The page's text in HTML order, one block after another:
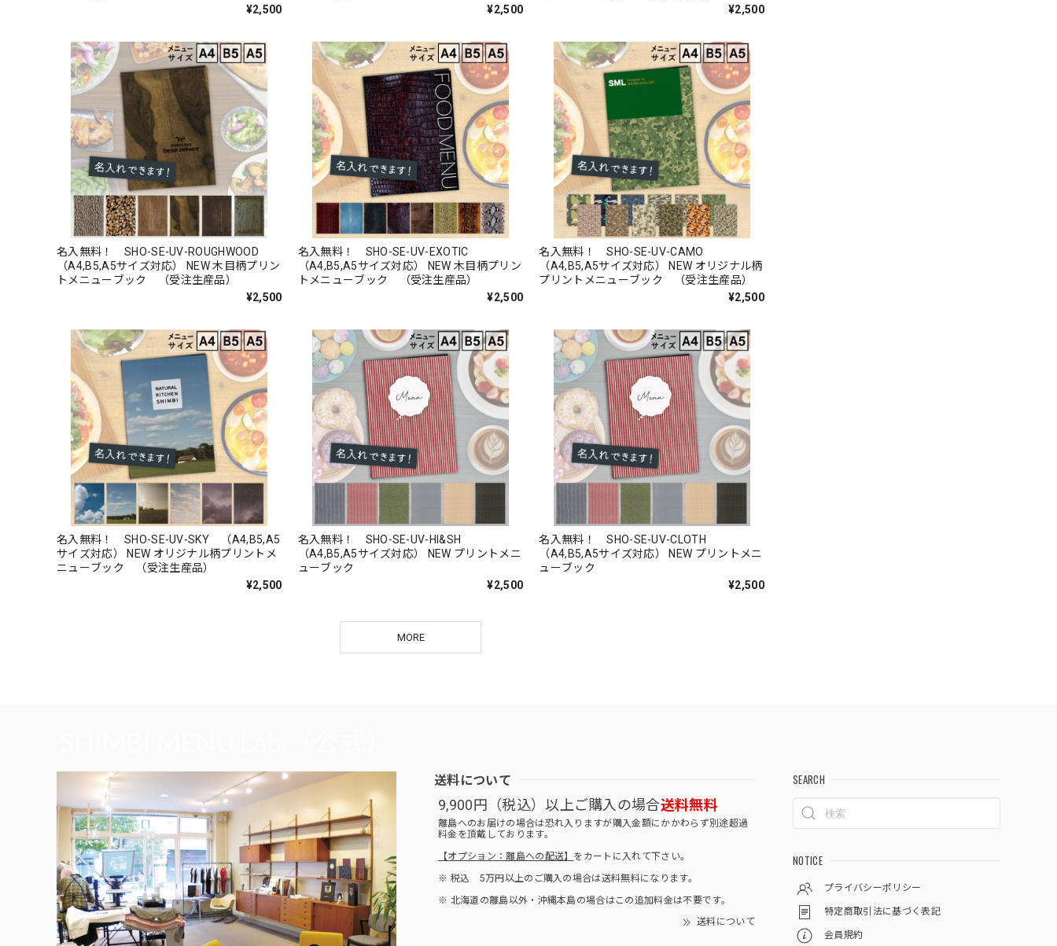
¥2,500
¥2,500
¥2,500
名入無料！ SHO-SE-UV-ROUGHWOOD
（A4,B5,A5サイズ対応） NEW 木目柄プリン
トメニューブック （受注生産品）
¥2,500
名入無料！ SHO-SE-UV-EXOTIC
（A4,B5,A5サイズ対応） NEW 木目柄プリン
トメニューブック （受注生産品）
¥2,500
名入無料！ SHO-SE-UV-CAMO
（A4,B5,A5サイズ対応） NEW オリジナル柄
プリントメニューブック （受注生産品）
¥2,500
名入無料！ SHO-SE-UV-SKY （A4,B5,A5
サイズ対応） NEW オリジナル柄プリントメ
ニューブック （受注生産品）
¥2,500
名入無料！ SHO-SE-UV-HI&SH
（A4,B5,A5サイズ対応） NEW プリントメニ
ューブック
¥2,500
名入無料！ SHO-SE-UV-CLOTH
（A4,B5,A5サイズ対応） NEW プリントメニ
ューブック
¥2,500
MORE
送料について
9,900円（税込）以上ご購入の場合送料無料
離島へのお届けの場合は恐れ入りますが購入金額にかかわらず別途超過
料金を頂戴しております。
【オプション：離島への配送】 をカートに入れて下さい。
※ 税込 5万円以上のご購入の場合は送料無料になります。
※ 北海道の離島以外・沖縄本島の場合はこの追加料金は不要です。
送料について
SEARCH
NOTICE
プライバシーポリシー
特定商取引法に基づく表記
会員規約